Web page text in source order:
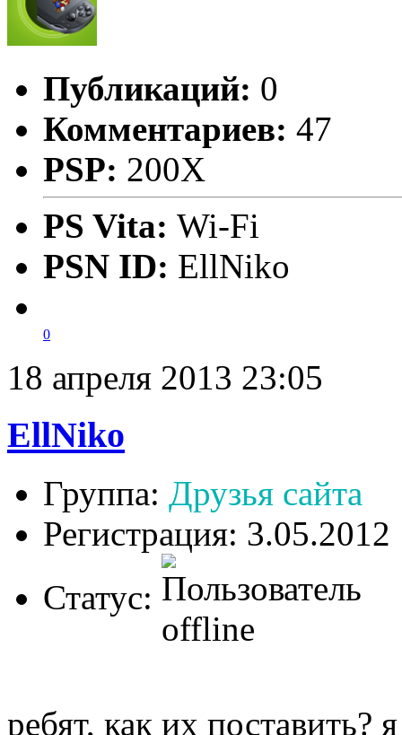
Публикаций: 0
Комментариев: 47
PSP: 200X
PS Vita: Wi-Fi
PSN ID: EllNiko
0
18 апреля 2013 23:05
EllNiko
Группа: Друзья сайта
Регистрация: 3.05.2012
Статус:
ребят, как их поставить?